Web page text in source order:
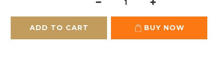
ADD TO CART BUY NOW